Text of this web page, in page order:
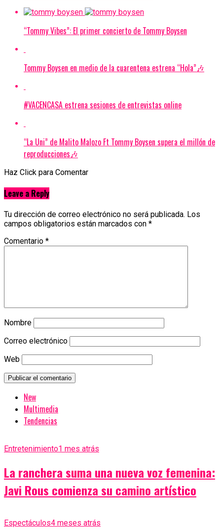
“Tommy Vibes”: El primer concierto de Tommy Boysen
Tommy Boysen en medio de la cuarentena estrena “Hola”🎶
#VACENCASA estrena sesiones de entrevistas online
“La Uni” de Malito Malozo Ft Tommy Boysen supera el millón de
reproducciones🎶
Haz Click para Comentar
Leave a Reply
Tu dirección de correo electrónico no será publicada. Los
campos obligatorios están marcados con *
Comentario *
Nombre
Correo electrónico
Web
New
Multimedia
Tendencias
Entretenimiento1 mes atrás
La ranchera suma una nueva voz femenina:
Javi Rous comienza su camino artístico
Espectáculos4 meses atrás